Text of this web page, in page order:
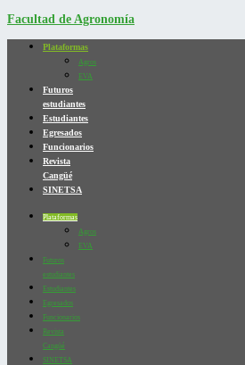
Facultad de Agronomía
Plataformas
Agros
EVA
Futuros
estudiantes
Estudiantes
Egresados
Funcionarios
Revista
Cangüé
SINETSA
Plataformas
Agros
EVA
Futuros
estudiantes
Estudiantes
Egresados
Funcionarios
Revista
Cangüé
SINETSA